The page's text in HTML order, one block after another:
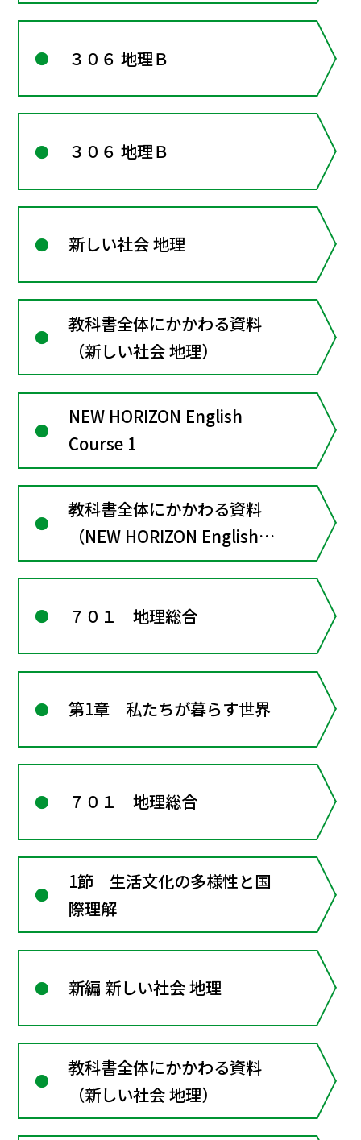
３０６ 地理Ｂ
３０６ 地理Ｂ
新しい社会 地理
教科書全体にかかわる資料
（新しい社会 地理）
NEW HORIZON English
Course 1
教科書全体にかかわる資料
（NEW HORIZON English
Course１）
７０１ 地理総合
第1章 私たちが暮らす世界
７０１ 地理総合
1節 生活文化の多様性と国
際理解
新編 新しい社会 地理
教科書全体にかかわる資料
（新しい社会 地理）